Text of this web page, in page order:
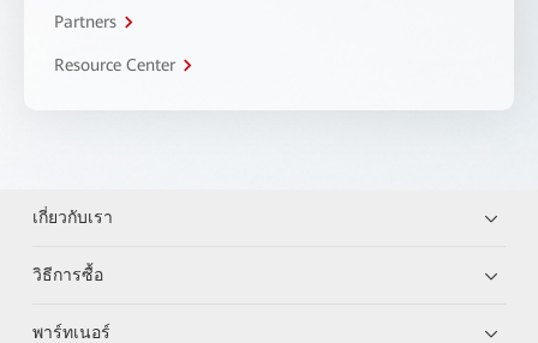
Partners
Resource Center
เกี่ยวกับเรา
วิธีการซื้อ
พาร์ทเนอร์